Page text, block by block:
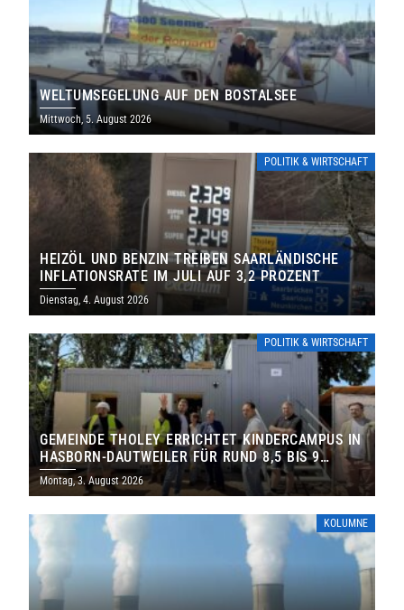
WELTUMSEGELUNG AUF DEN BOSTALSEE
Mittwoch, 5. August 2026
POLITIK & WIRTSCHAFT
HEIZÖL UND BENZIN TREIBEN SAARLÄNDISCHE
INFLATIONSRATE IM JULI AUF 3,2 PROZENT
Dienstag, 4. August 2026
POLITIK & WIRTSCHAFT
GEMEINDE THOLEY ERRICHTET KINDERCAMPUS IN
HASBORN-DAUTWEILER FÜR RUND 8,5 BIS 9
MILLIONEN EURO
Montag, 3. August 2026
KOLUMNE